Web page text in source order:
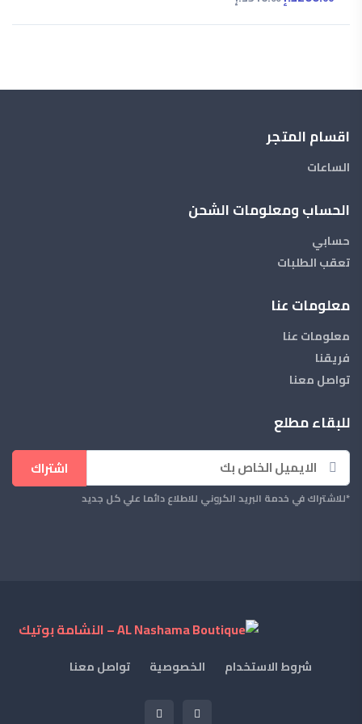
اقسام المتجر
الساعات
الحساب ومعلومات الشحن
حسابي
تعقب الطلبات
معلومات عنا
معلومات عنا
فريقنا
تواصل معنا
للبقاء مطلع
اشتراك
*للاشتراك في خدمة البريد الكروني للاطلاع دائما علي كل جديد
شروط الاستخدام الخصوصية تواصل معنا